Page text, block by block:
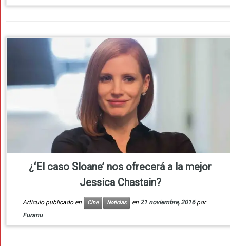
¿‘El caso Sloane’ nos ofrecerá a la mejor
Jessica Chastain?
Artículo publicado en Cine Noticias en 21 noviembre, 2016 por
Furanu